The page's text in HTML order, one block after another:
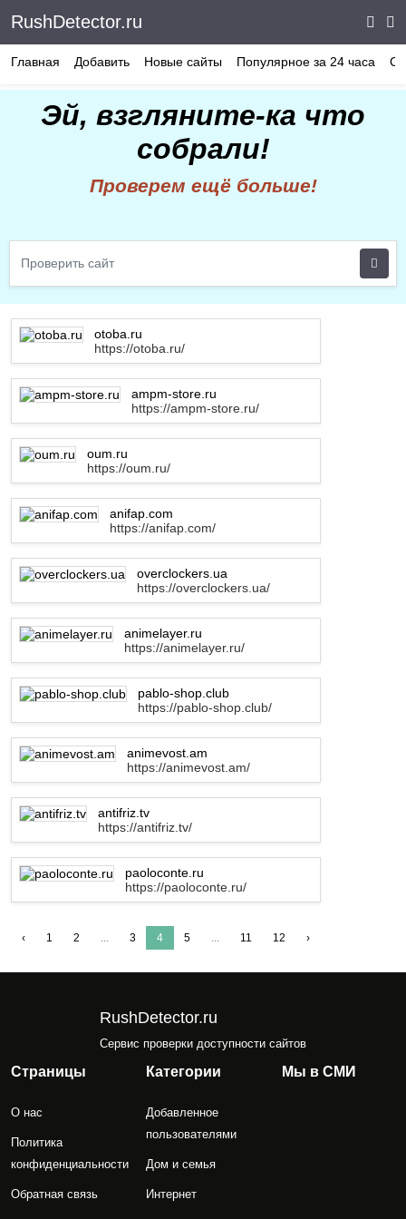
RushDetector.ru
Главная Добавить Новые сайты Популярное за 24 часа
Эй, взгляните-ка что
собрали!
Проверем ещё больше!
otoba.ru
https://otoba.ru/
ampm-store.ru
https://ampm-store.ru/
oum.ru
https://oum.ru/
anifap.com
https://anifap.com/
overclockers.ua
https://overclockers.ua/
animelayer.ru
https://animelayer.ru/
pablo-shop.club
https://pablo-shop.club/
animevost.am
https://animevost.am/
antifriz.tv
https://antifriz.tv/
paoloconte.ru
https://paoloconte.ru/
‹ 1 2 3 4 5 11 12 ›
RushDetector.ru
Сервис проверки доступности сайтов
Страницы
О нас
Политика
конфиденциальности
Обратная связь
Категории
Добавленное
пользователями
Дом и семья
Интернет
Мы в СМИ